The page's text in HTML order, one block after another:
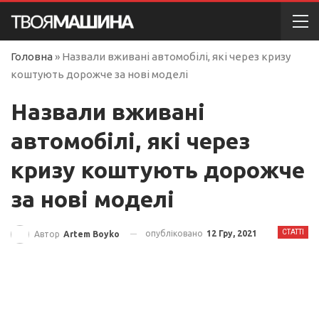
Головна » Назвали вживані автомобілі, які через кризу
коштують дорожче за нові моделі
Назвали вживані
автомобілі, які через
кризу коштують дорожче
за нові моделі
СТАТТІ
Автор Artem Boyko опубліковано 12 Гру, 2021